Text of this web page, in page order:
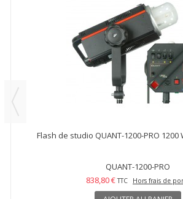
Flash de studio QUANT-1200-PRO 1200
QUANT-1200-PRO
838,80 € TTC Hors frais de